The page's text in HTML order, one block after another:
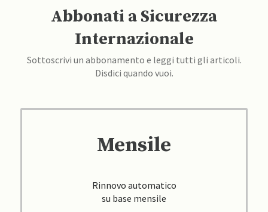
Abbonati a Sicurezza
Internazionale
Sottoscrivi un abbonamento e leggi tutti gli articoli.
Disdici quando vuoi.
Mensile
Rinnovo automatico
su base mensile